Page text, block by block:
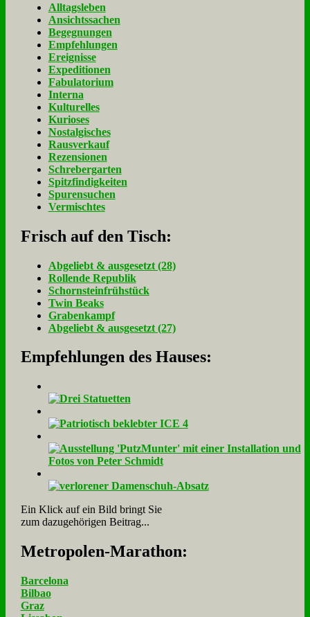
Alltagsleben
Ansichtssachen
Begegnungen
Empfehlungen
Ereignisse
Expeditionen
Fabulatorium
Interna
Kulturelles
Kurioses
Nostalgisches
Rausverkauf
Rezensionen
Schrebergarten
Spitzfindigkeiten
Spurensuchen
Vermischtes
Frisch auf den Tisch:
Ab­ge­liebt & aus­ge­setzt (28)
Rol­len­de Re­pu­blik
Schorn­stein­früh­stück
Twin Beaks
Gra­ben­kampf
Ab­ge­liebt & aus­ge­setzt (27)
Empfehlungen des Hauses:
Ein Klick auf ein Bild bringt Sie
zum dazugehörigen Beitrag...
Me­tro­po­len-Ma­ra­thon:
Barcelona
Bilbao
Graz